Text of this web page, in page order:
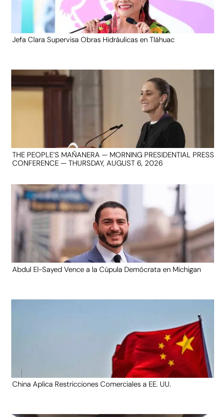
Jefa Clara Supervisa Obras Hidráulicas en Tláhuac
THE PEOPLE’S MAÑANERA — MORNING PRESIDENTIAL PRESS
CONFERENCE — THURSDAY, AUGUST 6, 2026
Abdul El-Sayed Vence a la Cúpula Demócrata en Michigan
China Aplica Restricciones Comerciales a EE. UU.